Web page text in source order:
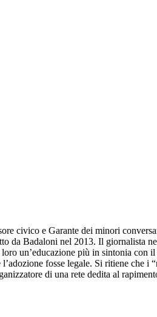
civico e Garante dei minori
da Badaloni nel 2013. Il giornalista
un’educazione più in sintonia con
fosse legale. Si ritiene che i
di una rete dedita al